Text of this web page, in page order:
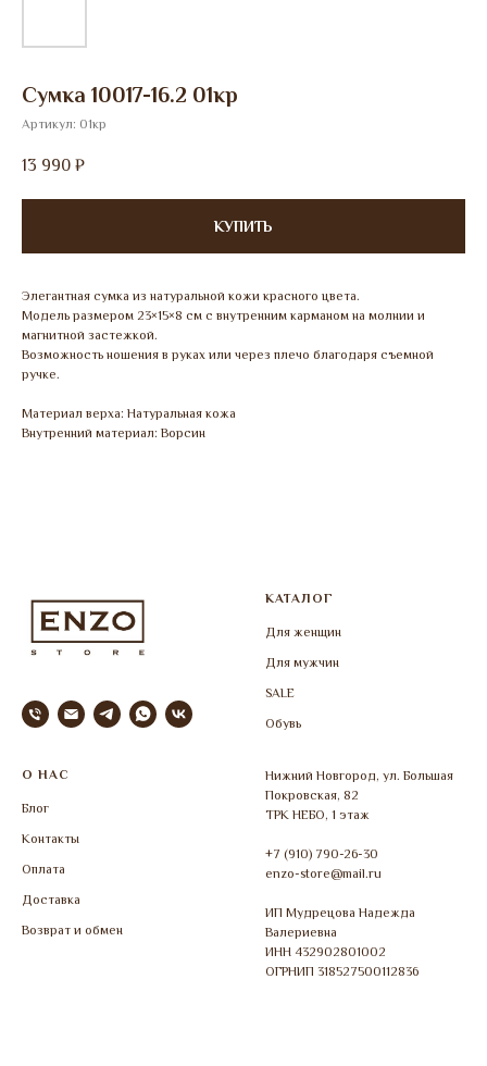
Сумка 10017-16.2 01кр
Артикул: 01кр
13 990 ₽
КУПИТЬ
Элегантная сумка из натуральной кожи красного цвета.
Модель размером 23×15×8 см с внутренним карманом на молнии и
магнитной застежкой.
Возможность ношения в руках или через плечо благодаря съемной
ручке.
Материал верха: Натуральная кожа
Внутренний материал: Ворсин
КАТАЛОГ
Для женщин
Для мужчин
SALE
Обувь
О НАС
Блог
Контакты
Оплата
Доставка
Возврат и обмен
Нижний Новгород, ул. Большая
Покровская, 82
ТРК НЕБО, 1 этаж
+7 (910) 790-26-30
enzo-store@mail.ru
ИП Мудрецова Надежда
Валериевна
ИНН 432902801002
ОГРНИП 318527500112836